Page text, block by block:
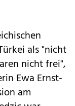
als "nicht
nicht frei",
Ewa Ernst-
am